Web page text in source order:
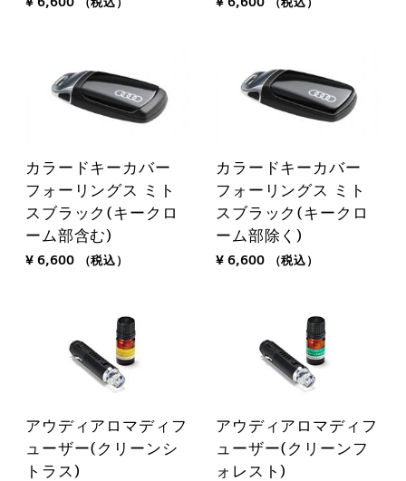
カラードキーカバー
フォーリングス ミト
スブラック(キークロ
ーム部含む)
¥ 6,600 （税込）
カラードキーカバー
フォーリングス ミト
スブラック(キークロ
ーム部除く)
¥ 6,600 （税込）
アウディアロマディフ
ューザー(クリーンシ
トラス)
アウディアロマディフ
ューザー(クリーンフ
ォレスト)